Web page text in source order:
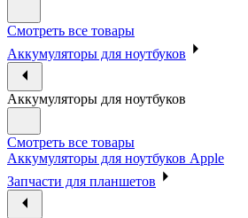
Смотреть все товары
Аккумуляторы для ноутбуков
Аккумуляторы для ноутбуков
Смотреть все товары
Аккумуляторы для ноутбуков Apple
Запчасти для планшетов